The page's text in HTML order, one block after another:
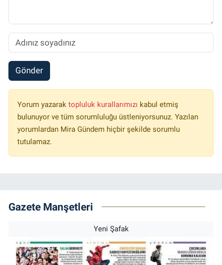
Gönder
Yorum yazarak topluluk kurallarımızı kabul etmiş
bulunuyor ve tüm sorumluluğu üstleniyorsunuz. Yazılan
yorumlardan Mira Gündem hiçbir şekilde sorumlu
tutulamaz.
Gazete Manşetleri
Yeni Şafak